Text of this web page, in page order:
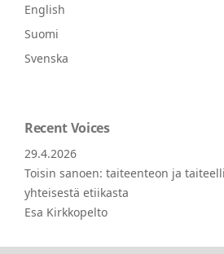
English
Suomi
Svenska
Recent Voices
29.4.2026
Toisin sanoen: taiteenteon ja
yhteisestä etiikasta
Esa Kirkkopelto